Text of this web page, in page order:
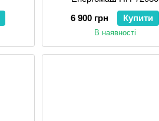
6 900 грн
Купити
В наявності